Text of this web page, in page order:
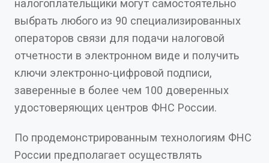
налогоплательщики могут самостоятельно
выбрать любого из 90 специализированных
операторов связи для подачи налоговой
отчетности в электронном виде и получить
ключи электронно-цифровой подписи,
заверенные в более чем 100 доверенных
удостоверяющих центров ФНС России.
По продемонстрированным технологиям ФНС
России предполагает осуществлять